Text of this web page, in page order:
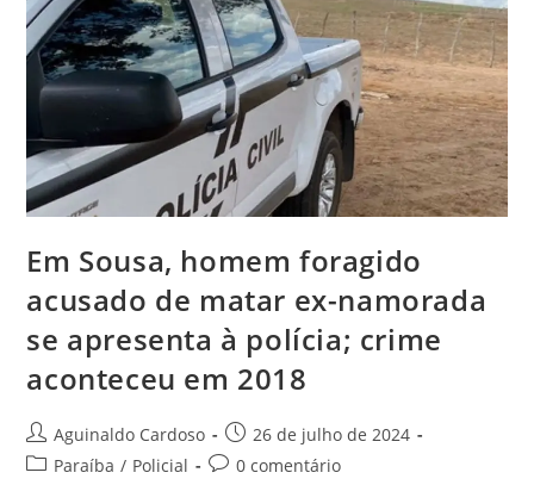
Em Sousa, homem foragido
acusado de matar ex-namorada
se apresenta à polícia; crime
aconteceu em 2018
Aguinaldo Cardoso
26 de julho de 2024
Paraíba / Policial 0 comentário